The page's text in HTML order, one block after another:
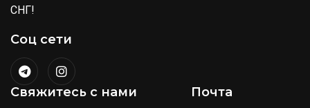
СНГ!
Соц сети
Свяжитесь с нами Почта